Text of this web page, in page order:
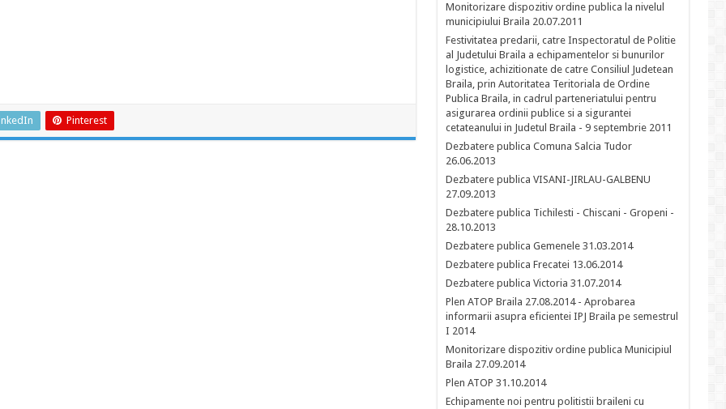
Pinterest
Monitorizare dispozitiv ordine publica la nivelul
municipiului Braila 20.07.2011
Festivitatea predarii, catre Inspectoratul de Politie
al Judetului Braila a echipamentelor si bunurilor
logistice, achizitionate de catre Consiliul Judetean
Braila, prin Autoritatea Teritoriala de Ordine
Publica Braila, in cadrul parteneriatului pentru
asigurarea ordinii publice si a sigurantei
cetateanului in Judetul Braila - 9 septembrie 2011
Dezbatere publica Comuna Salcia Tudor
26.06.2013
Dezbatere publica VISANI-JIRLAU-GALBENU
27.09.2013
Dezbatere publica Tichilesti - Chiscani - Gropeni -
28.10.2013
Dezbatere publica Gemenele 31.03.2014
Dezbatere publica Frecatei 13.06.2014
Dezbatere publica Victoria 31.07.2014
Plen ATOP Braila 27.08.2014 - Aprobarea
informarii asupra eficientei IPJ Braila pe semestrul
I 2014
Monitorizare dispozitiv ordine publica Municipiul
Braila 27.09.2014
Plen ATOP 31.10.2014
Echipamente noi pentru politistii braileni cu